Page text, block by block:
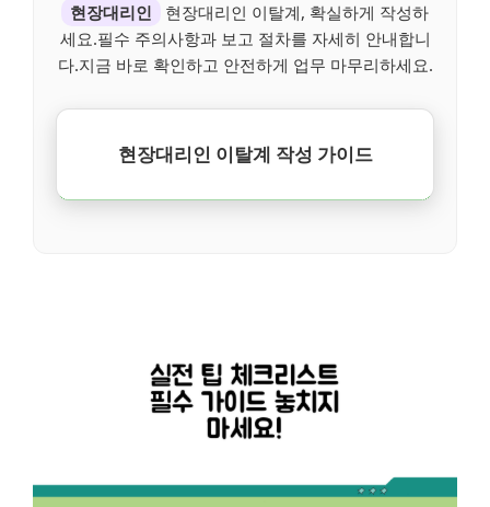
현장대리인
현장대리인 이탈계, 확실하게 작성하
세요.필수 주의사항과 보고 절차를 자세히 안내합니
다.지금 바로 확인하고 안전하게 업무 마무리하세요.
현장대리인 이탈계 작성 가이드